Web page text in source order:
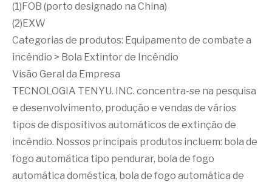
(1)FOB (porto designado na China)
(2)EXW
Categorias de produtos: Equipamento de combate a
incêndio > Bola Extintor de Incêndio
Visão Geral da Empresa
TECNOLOGIA TENYU. INC. concentra-se na pesquisa
e desenvolvimento, produção e vendas de vários
tipos de dispositivos automáticos de extinção de
incêndio. Nossos principais produtos incluem: bola de
fogo automática tipo pendurar, bola de fogo
automática doméstica, bola de fogo automática de